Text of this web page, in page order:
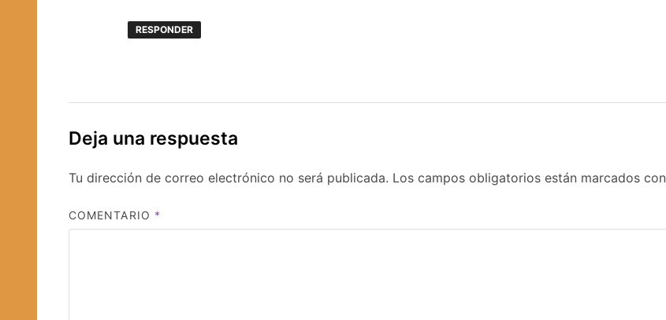
RESPONDER
Deja una respuesta
Tu dirección de correo electrónico no será publicada. Los campos obligatorios están marcados con
COMENTARIO *